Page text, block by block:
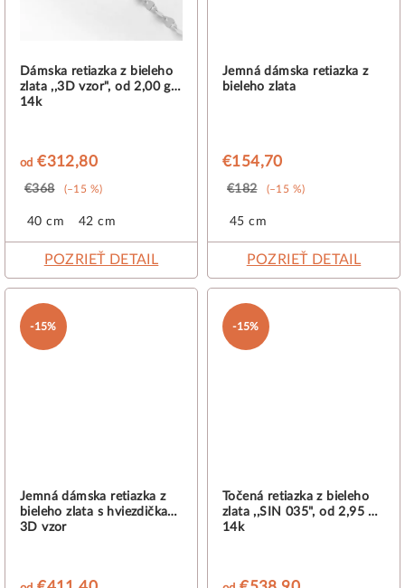
Dámska retiazka z bieleho
zlata ,,3D vzor", od 2,00 g,
14k
od €312,80
€368 (–15 %)
40 cm 42 cm
POZRIEŤ DETAIL
Jemná dámska retiazka z
bieleho zlata
€154,70
€182 (–15 %)
45 cm
POZRIEŤ DETAIL
-15%
Jemná dámska retiazka z
bieleho zlata s hviezdičkami
3D vzor
-15%
Točená retiazka z bieleho
zlata ,,SIN 035", od 2,95 g,
14k